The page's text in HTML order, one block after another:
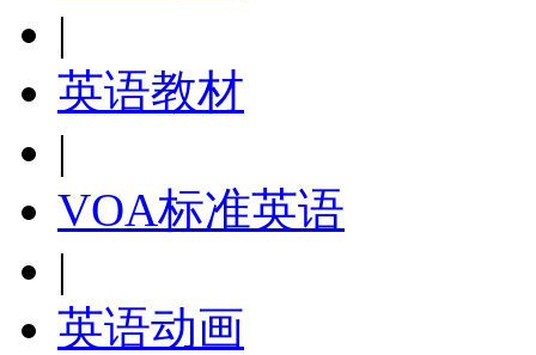
|
英语教材
|
VOA标准英语
|
英语动画